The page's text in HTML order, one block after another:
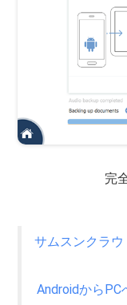
完
サムスンクラ
Androidから